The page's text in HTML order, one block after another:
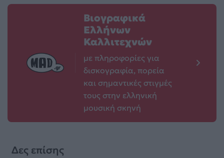
Βιογραφικά
Ελλήνων
Καλλιτεχνών
με πληροφορίες για
δισκογραφία, πορεία
και σημαντικές στιγμές
τους στην ελληνική
μουσική σκηνή
Δες επίσης